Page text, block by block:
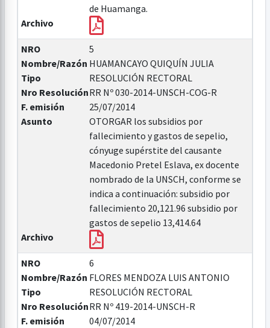
de Huamanga.
Archivo
NRO
5
Nombre/Razón HUAMANCAYO QUIQUÍN JULIA
Tipo
RESOLUCIÓN RECTORAL
Nro ResoluciónRR Nº 030-2014-UNSCH-COG-R
F. emisión
25/07/2014
Asunto
OTORGAR los subsidios por
fallecimiento y gastos de sepelio,
cónyuge supérstite del causante
Macedonio Pretel Eslava, ex docente
nombrado de la UNSCH, conforme se
indica a continuación: subsidio por
fallecimiento 20,121.96 subsidio por
gastos de sepelio 13,414.64
Archivo
NRO
6
Nombre/Razón FLORES MENDOZA LUIS ANTONIO
Tipo
RESOLUCIÓN RECTORAL
Nro ResoluciónRR Nº 419-2014-UNSCH-R
F. emisión
04/07/2014